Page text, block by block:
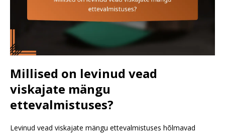
Millised on levinud vead
viskajate mängu
ettevalmistuses?
Levinud vead viskajate mängu ettevalmistuses hõlmavad